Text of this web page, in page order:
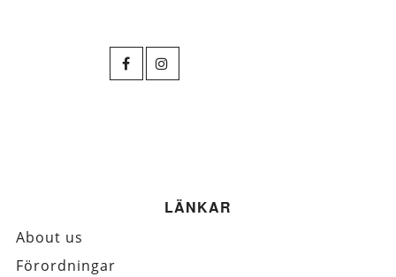
LÄNKAR
About us
Förordningar